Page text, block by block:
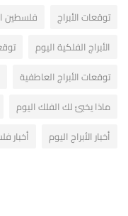
توقعات الأبراج
فلسطين
الأبراج الفلكية اليوم
توقعات الأبراج العاطفية
ماذا يخبئ لك الفلك اليوم
أخبار الأبراج اليوم
أخبار